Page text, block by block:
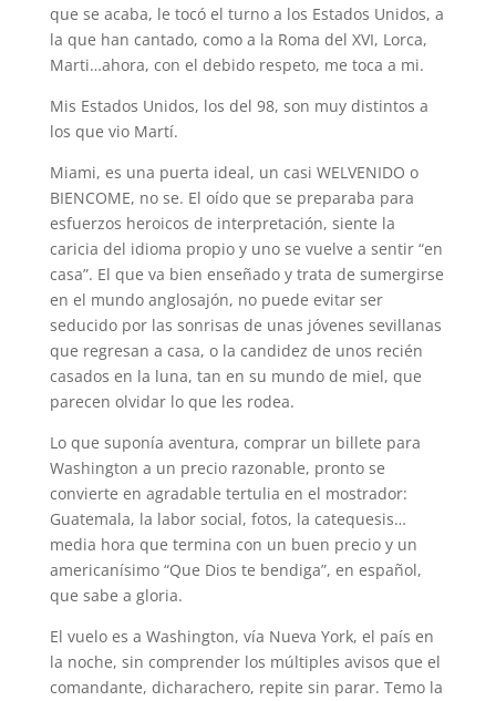
que se acaba, le tocó el turno a los Estados Unidos, a
la que han cantado, como a la Roma del XVI, Lorca,
Marti…ahora, con el debido respeto, me toca a mi.
Mis Estados Unidos, los del 98, son muy distintos a
los que vio Martí.
Miami, es una puerta ideal, un casi WELVENIDO o
BIENCOME, no se. El oído que se preparaba para
esfuerzos heroicos de interpretación, siente la
caricia del idioma propio y uno se vuelve a sentir “en
casa”. El que va bien enseñado y trata de sumergirse
en el mundo anglosajón, no puede evitar ser
seducido por las sonrisas de unas jóvenes sevillanas
que regresan a casa, o la candidez de unos recién
casados en la luna, tan en su mundo de miel, que
parecen olvidar lo que les rodea.
Lo que suponía aventura, comprar un billete para
Washington a un precio razonable, pronto se
convierte en agradable tertulia en el mostrador:
Guatemala, la labor social, fotos, la catequesis…
media hora que termina con un buen precio y un
americanísimo “Que Dios te bendiga”, en español,
que sabe a gloria.
El vuelo es a Washington, vía Nueva York, el país en
la noche, sin comprender los múltiples avisos que el
comandante, dicharachero, repite sin parar. Temo la